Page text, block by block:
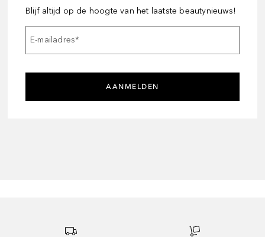
Blijf altijd op de hoogte van het laatste beautynieuws!
E-mailadres*
AANMELDEN